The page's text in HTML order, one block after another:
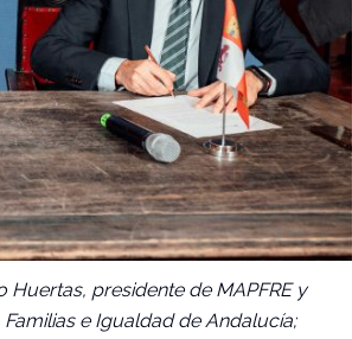
presidente de MAPFRE y
e Igualdad de Andalucía;